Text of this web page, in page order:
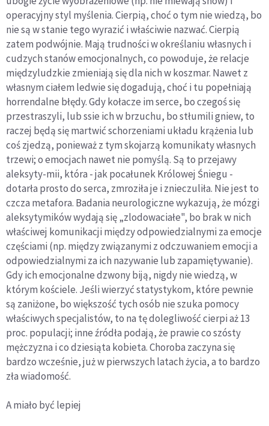
operacyjny styl myślenia. Cierpią, choć o tym nie wiedzą, bo
nie są w stanie tego wyrazić i właściwie nazwać. Cierpią
zatem podwójnie. Mają trudności w określaniu własnych i
cudzych stanów emocjonalnych, co powoduje, że relacje
międzyludzkie zmieniają się dla nich w koszmar. Nawet z
własnym ciałem ledwie się dogadują, choć i tu popełniają
horrendalne błędy. Gdy kołacze im serce, bo czegoś się
przestraszyli, lub ssie ich w brzuchu, bo stłumili gniew, to
raczej będą się martwić schorzeniami układu krążenia lub
coś zjedzą, ponieważ z tym skojarzą komunikaty własnych
trzewi; o emocjach nawet nie pomyślą. Są to przejawy
aleksyty-mii, która - jak pocałunek Królowej Śniegu -
dotarła prosto do serca, zmroziła je i znieczuliła. Nie jest to
czcza metafora. Badania neurologiczne wykazują, że mózgi
aleksytymików wydają się „zlodowaciałe", bo brak w nich
właściwej komunikacji między odpowiedzialnymi za emocje
częściami (np. między związanymi z odczuwaniem emocji a
odpowiedzialnymi za ich nazywanie lub zapamiętywanie).
Gdy ich emocjonalne dzwony biją, nigdy nie wiedzą, w
którym kościele. Jeśli wierzyć statystykom, które pewnie
są zaniżone, bo większość tych osób nie szuka pomocy
właściwych specjalistów, to na tę dolegliwość cierpi aż 13
proc. populacji; inne źródła podają, że prawie co szósty
mężczyzna i co dziesiąta kobieta. Choroba zaczyna się
bardzo wcześnie, już w pierwszych latach życia, a to bardzo
zła wiadomość.
Amiało być lepiej